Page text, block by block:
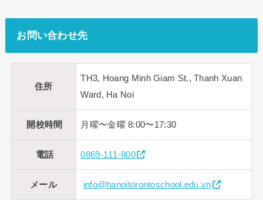
お問い合わせ先
住所
TH3, Hoang Minh Giam St., Thanh Xuan
Ward, Ha Noi
開校時間 月曜〜金曜 8:00〜17:30
電話 0869-111-800
メール info@hanoitorontoschool.edu.vn